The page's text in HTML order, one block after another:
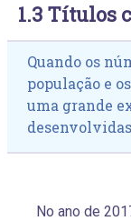
1.3 Títulos
Quando os
população e
uma grande
No ano de